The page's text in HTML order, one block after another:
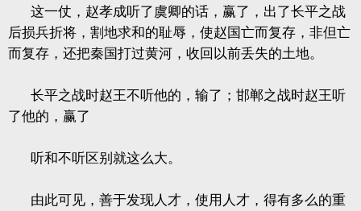
这一仗，赵孝成听了虞卿的话，赢了，出了长平之战
后损兵折将，割地求和的耻辱，使赵国亡而复存，非但亡
而复存，还把秦国打过黄河，收回以前丢失的土地。
长平之战时赵王不听他的，输了；邯郸之战时赵王听
了他的，赢了
听和不听区别就这么大。
由此可见，善于发现人才，使用人才，得有多么的重